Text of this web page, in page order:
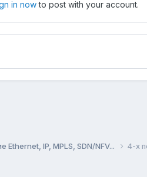
in nowto post with your account.
IP, MPLS, SDN/NFV... 4-х